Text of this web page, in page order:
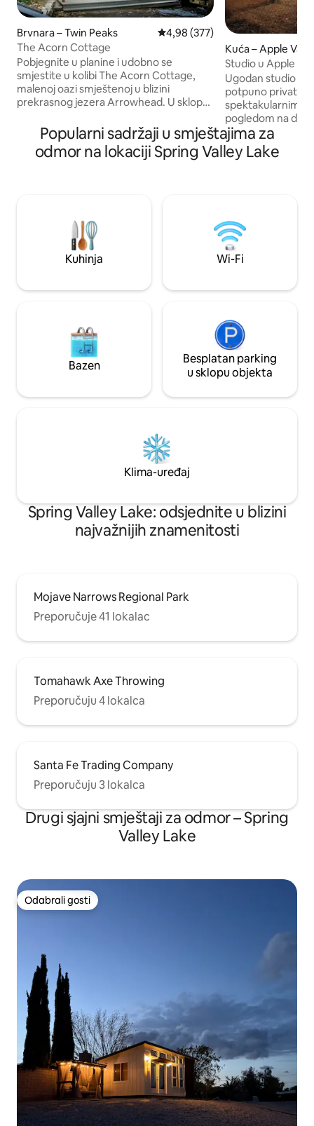
Brvnara – Twin Peaks Prosječna ocjena: 4,98/5,
4,98 (377)
The Acorn Cottage
Pobjegnite u planine i udobno se
smjestite u kolibi The Acorn Cottage,
malenoj oazi smještenoj u blizini
prekrasnog jezera Arrowhead. U sklopu
dnevni boravak za gledanje televizije ili
igranje igara, jedna kupaonica s WC-om,
prostrana spavaća soba na katu, plinsko
našoj prekrasnoj terasi, a navečer, nakon
svakodnevnih aktivnosti, sjednite pored
kamina s čašom vina ili šalicom čaja.
Kuća – Apple
Studio u Apple
Ugodan studio na
potpuno
spektakularnim
pogledom na
ovdje kako biste
zalasku sunca ili
gledajući
Dođite i uživajte
Apple Valleyja.
staza ispred
brdom do lokacije.
Popularni sadržaji u smještajima za
odmor na lokaciji Spring Valley Lake
Kuhinja Wi-Fi
Bazen
Besplatan parking
u sklopu objekta
Klima-uređaj
Spring Valley Lake: odsjednite u blizini
najvažnijih znamenitosti
Mojave Narrows Regional Park
Preporučuje 41 lokalac
Tomahawk Axe Throwing
Preporučuju 4 lokalca
Santa Fe Trading Company
Preporučuju 3 lokalca
Drugi sjajni smještaji za odmor – Spring
Valley Lake
Odabrali gosti
Odabrali gosti